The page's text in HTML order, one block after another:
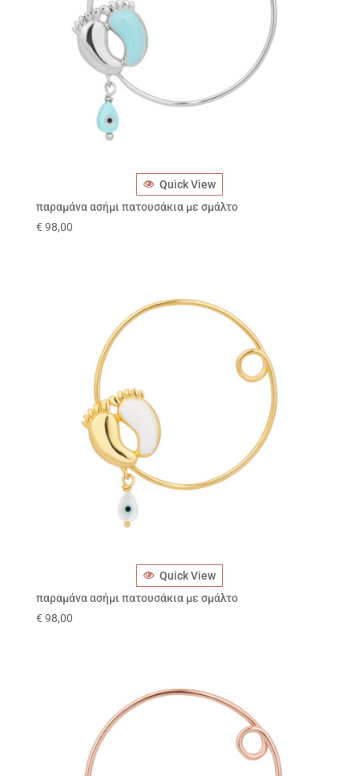
Quick View
παραμάνα ασήμι πατουσάκια με σμάλτο
€ 98,00
Quick View
παραμάνα ασήμι πατουσάκια με σμάλτο
€ 98,00